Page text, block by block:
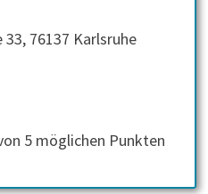
76137 Karlsruhe
5 möglichen Punkten